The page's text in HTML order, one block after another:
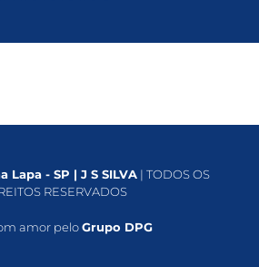
Lapa - SP | J S SILVA| TODOS OS
RESERVADOS
amor peloGrupo DPG